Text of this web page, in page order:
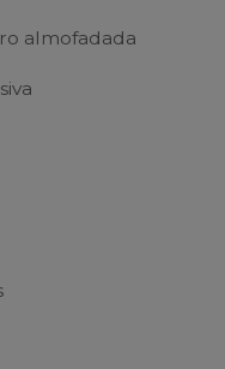
almofadada